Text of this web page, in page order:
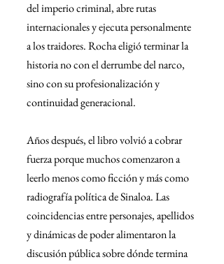
del imperio criminal, abre rutas
internacionales y ejecuta personalmente
a los traidores. Rocha eligió terminar la
historia no con el derrumbe del narco,
sino con su profesionalización y
continuidad generacional.
Años después, el libro volvió a cobrar
fuerza porque muchos comenzaron a
leerlo menos como ficción y más como
radiografía política de Sinaloa. Las
coincidencias entre personajes, apellidos
y dinámicas de poder alimentaron la
discusión pública sobre dónde termina